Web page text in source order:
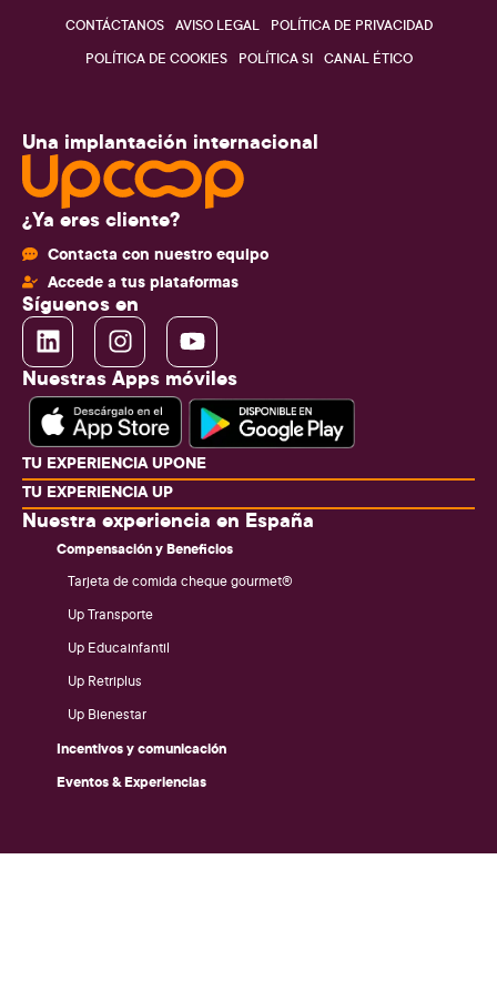
CONTÁCTANOS AVISO LEGAL
POLÍTICA DE PRIVACIDAD
POLÍTICA DE COOKIES
POLÍTICA SI CANAL ÉTICO
Una implantación internacional
¿Ya eres cliente?
Contacta con nuestro equipo
Accede a tus plataformas
Síguenos en
Nuestras Apps móviles
TU EXPERIENCIA UPONE
TU EXPERIENCIA UP
Nuestra experiencia en España
Compensación y Beneficios
Tarjeta de comida cheque gourmet®
Up Transporte
Up Educainfantil
Up Retriplus
Up Bienestar
Incentivos y comunicación
Eventos & Experiencias